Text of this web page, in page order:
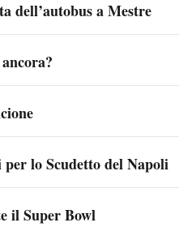
dell’autobus a Mestre
lo Scudetto del Napoli
il Super Bowl